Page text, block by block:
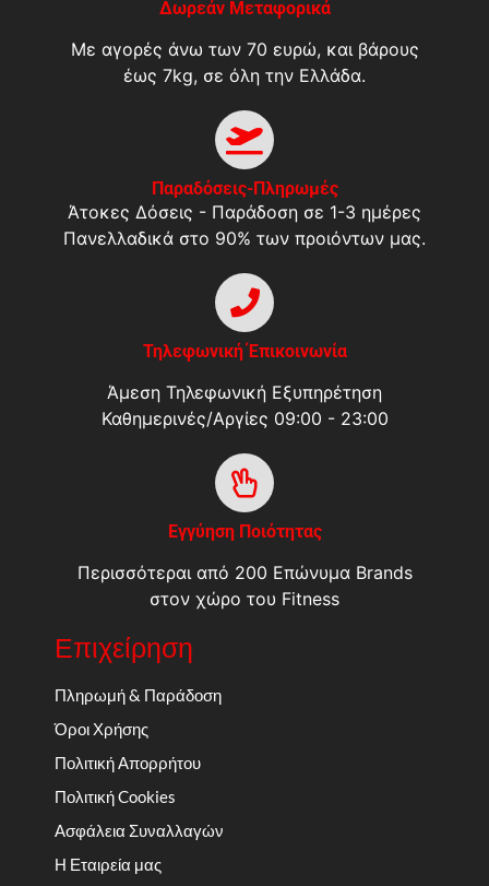
Δωρεάν Μεταφορικά
Με αγορές άνω των 70 ευρώ, και βάρους
έως 7kg, σε όλη την Ελλάδα.
Παραδόσεις-Πληρωμές
Άτοκες Δόσεις - Παράδοση σε 1-3 ημέρες
Πανελλαδικά στο 90% των προιόντων μας.
Τηλεφωνική Έπικοινωνία
Άμεση Τηλεφωνική Εξυπηρέτηση
Καθημερινές/Αργίες 09:00 - 23:00
Εγγύηση Ποιότητας
Περισσότεραι από 200 Επώνυμα Brands
στον χώρο του Fitness
Επιχείρηση
Πληρωμή & Παράδοση
Όροι Χρήσης
Πολιτική Απορρήτου
Πολιτική Cookies
Ασφάλεια Συναλλαγών
Η Εταιρεία μας